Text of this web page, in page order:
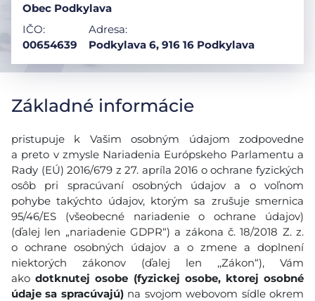
Obec Podkylava
IČO:
00654639
Adresa:
Podkylava 6, 916 16 Podkylava
Základné informácie
pristupuje k Vašim osobným údajom zodpovedne
a preto v zmysle Nariadenia Európskeho Parlamentu a
Rady (EÚ) 2016/679 z 27. apríla 2016 o ochrane fyzických
osôb pri spracúvaní osobných údajov a o voľnom
pohybe takýchto údajov, ktorým sa zrušuje smernica
95/46/ES (všeobecné nariadenie o ochrane údajov)
(ďalej len „nariadenie GDPR“) a zákona č. 18/2018 Z. z.
o ochrane osobných údajov a o zmene a doplnení
niektorých zákonov (ďalej len ,,Zákon“), Vám
akodotknutej osobe (fyzickej osobe, ktorej osobné
údaje sa spracúvajú)na svojom webovom sídle okrem